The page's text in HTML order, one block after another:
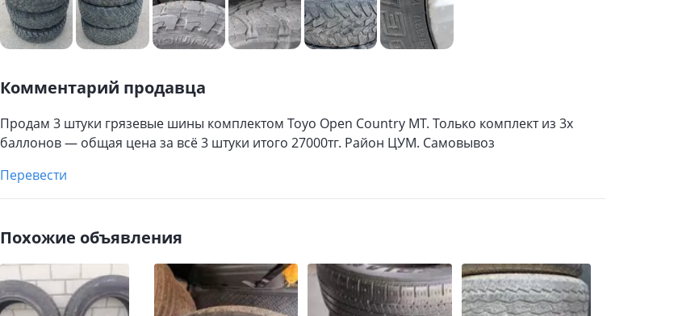
Комментарий продавца
Продам 3 штуки грязевые шины комплектом Toyo Open Country MT. Только комплект из 3х
баллонов — общая цена за всё 3 штуки итого 27000тг. Район ЦУМ. Самовывоз
Перевести
Похожие объявления